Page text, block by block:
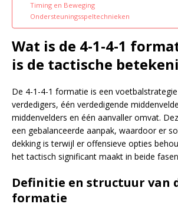
Timing en Beweging
Ondersteuningsspeltechnieken
Wat is de 4-1-4-1
is de tactische
De 4-1-4-1 formatie is een
verdedigers, één verdedigende
middenvelders en één aanvaller omvat.
een gebalanceerde aanpak, waardoor er
dekking is terwijl er offensieve opties
het tactisch significant maakt in beide fasen
Definitie en structuur van
formatie